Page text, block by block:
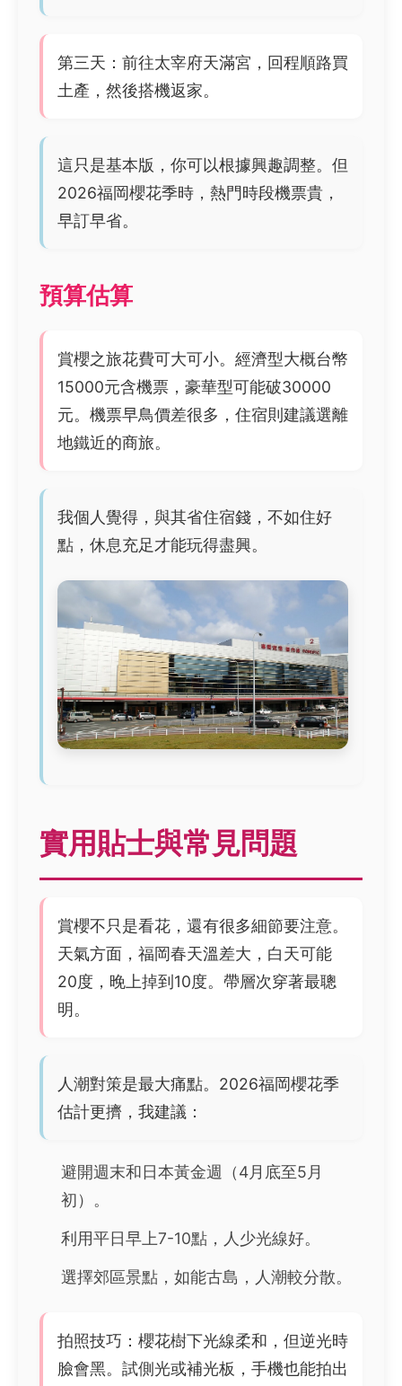
第三天：前往太宰府天滿宮，回程順路買
土產，然後搭機返家。
這只是基本版，你可以根據興趣調整。但
2026福岡櫻花季時，熱門時段機票貴，
早訂早省。
預算估算
賞櫻之旅花費可大可小。經濟型大概台幣
15000元含機票，豪華型可能破30000
元。機票早鳥價差很多，住宿則建議選離
地鐵近的商旅。
我個人覺得，與其省住宿錢，不如住好
點，休息充足才能玩得盡興。
實用貼士與常見問題
賞櫻不只是看花，還有很多細節要注意。
天氣方面，福岡春天溫差大，白天可能
20度，晚上掉到10度。帶層次穿著最聰
明。
人潮對策是最大痛點。2026福岡櫻花季
估計更擠，我建議：
避開週末和日本黃金週（4月底至5月
初）。
利用平日早上7-10點，人少光線好。
選擇郊區景點，如能古島，人潮較分散。
拍照技巧：櫻花樹下光線柔和，但逆光時
臉會黑。試側光或補光板，手機也能拍出